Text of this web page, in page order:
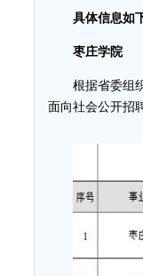
具体信息如
枣庄学院
根据省委组
面向社会公开招